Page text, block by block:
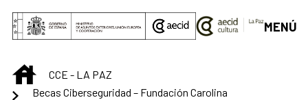
Saltar al contenido principal
MENÚ
INICIOCCE - LA PAZ
Becas Ciberseguridad – Fundación Carolina